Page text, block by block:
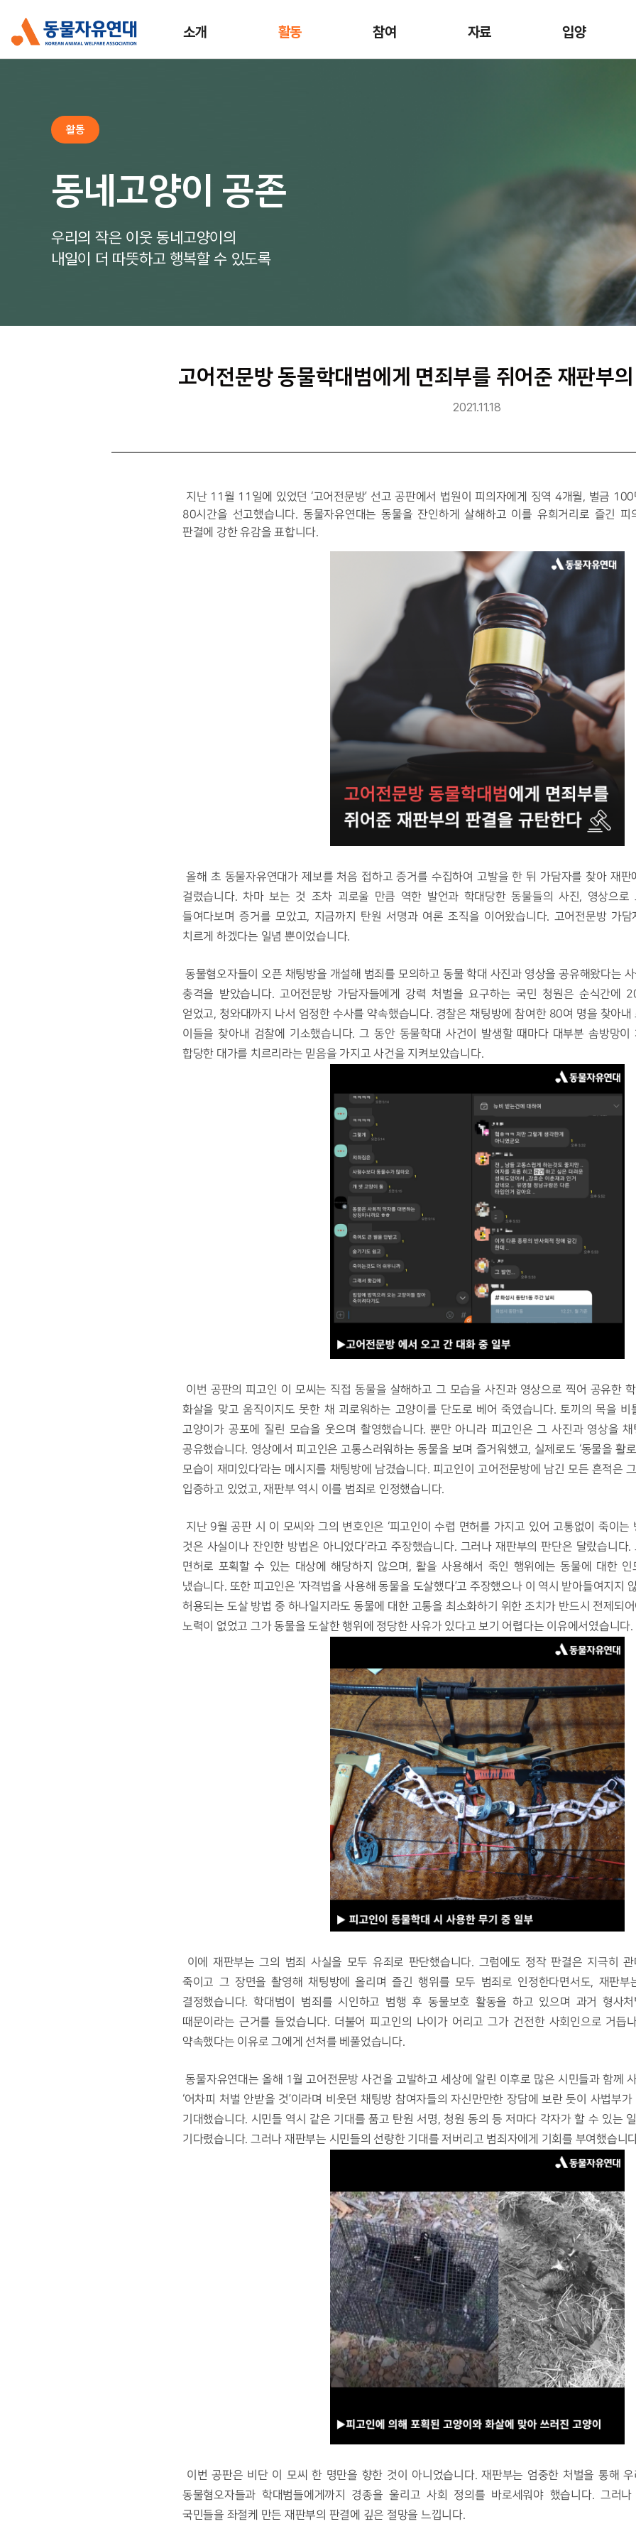
소개 활동 참여 자료 입양
활동
동네고양이 공존
우리의 작은 이웃 동네고양이의
내일이 더 따뜻하고 행복할 수 있도록
고어전문방 동물학대범에게 면죄부를 쥐어준 재판부
2021.11.18
지난 11월 11일에 있었던 ‘고어전문방’ 선고 공판에서 법원이 피의자에게 징역 4개월, 벌금
80시간을 선고했습니다. 동물자유연대는 동물을 잔인하게 살해하고 이를 유희거리로 즐긴 피
판결에 강한 유감을 표합니다.
올해 초 동물자유연대가 제보를 처음 접하고 증거를 수집하여 고발을 한 뒤 가담자를 찾아 재판
걸렸습니다. 차마 보는 것 조차 괴로울 만큼 역한 발언과 학대당한 동물들의 사진, 영상으로
들여다보며 증거를 모았고, 지금까지 탄원 서명과 여론 조직을 이어왔습니다. 고어전문방 가
치르게 하겠다는 일념 뿐이었습니다.
충격을 받았습니다. 고어전문방 가담자들에게 강력 처벌을 요구하는 국민 청원은 순식간에
얻었고, 청와대까지 나서 엄정한 수사를 약속했습니다. 경찰은 채팅방에 참여한 80여 명을 찾아
이들을 찾아내 검찰에 기소했습니다. 그 동안 동물학대 사건이 발생할 때마다 대부분 솜방망이
합당한 대가를 치르리라는 믿음을 가지고 사건을 지켜보았습니다.
화살을 맞고 움직이지도 못한 채 괴로워하는 고양이를 단도로 베어 죽였습니다. 토끼의 목을 비
고양이가 공포에 질린 모습을 웃으며 촬영했습니다. 뿐만 아니라 피고인은 그 사진과 영상을
공유했습니다. 영상에서 피고인은 고통스러워하는 동물을 보며 즐거워했고, 실제로도 ‘동물을 활
모습이 재미있다’라는 메시지를 채팅방에 남겼습니다. 피고인이 고어전문방에 남긴 모든 흔적은
입증하고 있었고, 재판부 역시 이를 범죄로 인정했습니다.
것은 사실이나 잔인한 방법은 아니었다’라고 주장했습니다. 그러나 재판부의 판단은 달랐습니다
면허로 포획할 수 있는 대상에 해당하지 않으며, 활을 사용해서 죽인 행위에는 동물에 대한 인
냈습니다. 또한 피고인은 ‘자격법을 사용해 동물을 도살했다’고 주장했으나 이 역시 받아들여지지
허용되는 도살 방법 중 하나일지라도 동물에 대한 고통을 최소화하기 위한 조치가 반드시 전제되
노력이 없었고 그가 동물을 도살한 행위에 정당한 사유가 있다고 보기 어렵다는 이유에서였습니다.
이에 재판부는 그의 범죄 사실을 모두 유죄로 판단했습니다. 그럼에도 정작 판결은 지극히 관
죽이고 그 장면을 촬영해 채팅방에 올리며 즐긴 행위를 모두 범죄로 인정한다면서도, 재판부
결정했습니다. 학대범이 범죄를 시인하고 범행 후 동물보호 활동을 하고 있으며 과거 형사
때문이라는 근거를 들었습니다. 더불어 피고인의 나이가 어리고 그가 건전한 사회인으로 거듭
약속했다는 이유로 그에게 선처를 베풀었습니다.
동물자유연대는 올해 1월 고어전문방 사건을 고발하고 세상에 알린 이후로 많은 시민들과 함께 사건의 경과를 지켜보았습니다.
‘어차피 처벌 안받을 것’이라며 비웃던 채팅방 참여자들의 자신만만한 장담에 보란 듯이 사법부
기대했습니다. 시민들 역시 같은 기대를 품고 탄원 서명, 청원 동의 등 저마다 각자가 할 수 있는
기다렸습니다. 그러나 재판부는 시민들의 선량한 기대를 저버리고 범죄자에게 기회를 부여했습니
이번 공판은 비단 이 모씨 한 명만을 향한 것이 아니었습니다. 재판부는 엄중한 처벌을 통해
동물혐오자들과 학대범들에게까지 경종을 울리고 사회 정의를 바로세워야 했습니다. 그러
국민들을 좌절케 만든 재판부의 판결에 깊은 절망을 느낍니다.